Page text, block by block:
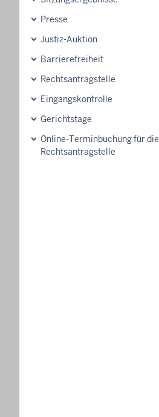
Presse
Justiz-Auktion
Barrierefreiheit
Rechtsantragstelle
Eingangskontrolle
Gerichtstage
Online-Terminbuchung für die
Rechtsantragstelle